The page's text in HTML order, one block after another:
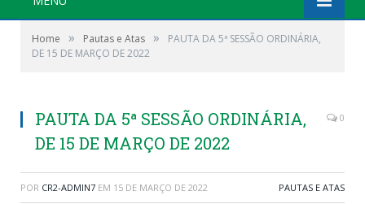
Home » Pautas e Atas »
PAUTA DA 5ª SESSÃO ORDINÁRIA,
DE 15 DE MARÇO DE 2022
PAUTA DA 5ª SESSÃO ORDINÁRIA,
DE 15 DE MARÇO DE 2022
0
POR CR2-ADMIN7 EM 15 DE MARÇO DE 2022 PAUTAS E ATAS